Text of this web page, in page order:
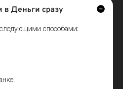
в Деньги сразу
способами: